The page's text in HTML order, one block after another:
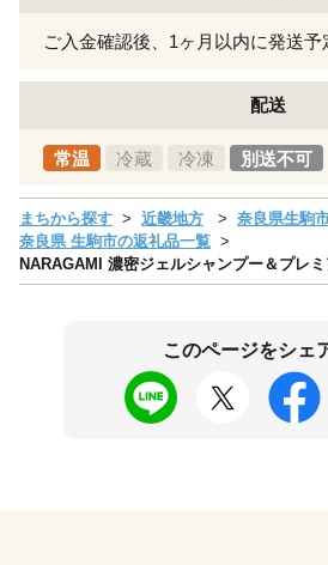
ご入金確認後、1ヶ月以内に発送予
配送
常温 冷蔵 冷凍 別送不可
まちから探す 近畿地方
奈良県生駒
奈良県 生駒市の返礼品一覧
NARAGAMI 濃密ジェルシャンプー＆プレ
このページをシェ